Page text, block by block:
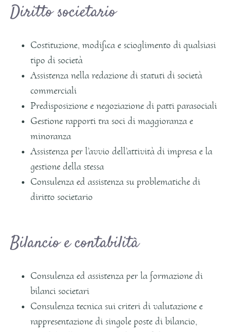
Diritto societario
Costituzione, modifica e scioglimento di qualsiasi
tipo di società
Assistenza nella redazione di statuti di società
commerciali
Predisposizione e negoziazione di patti parasociali
Gestione rapporti tra soci di maggioranza e
minoranza
Assistenza per l’avvio dell’attività di impresa e la
gestione della stessa
Consulenza ed assistenza su problematiche di
diritto societario
Bilancio e contabilità
Consulenza ed assistenza per la formazione di
bilanci societari
Consulenza tecnica sui criteri di valutazione e
rappresentazione di singole poste di bilancio,